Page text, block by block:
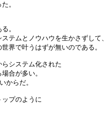
。
。
テムとノウハウを生かさずして
界で叶うはずが無いのである。
システム化された
合が多い。
からだ。
プのように